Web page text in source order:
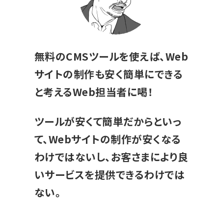
無料のCMSツールを使えば、Web
サイトの制作も安く簡単にできる
と考えるWeb担当者に喝！
ツールが安くて簡単だからといっ
て、Webサイトの制作が安くなる
わけではないし、お客さまにより良
いサービスを提供できるわけでは
ない。